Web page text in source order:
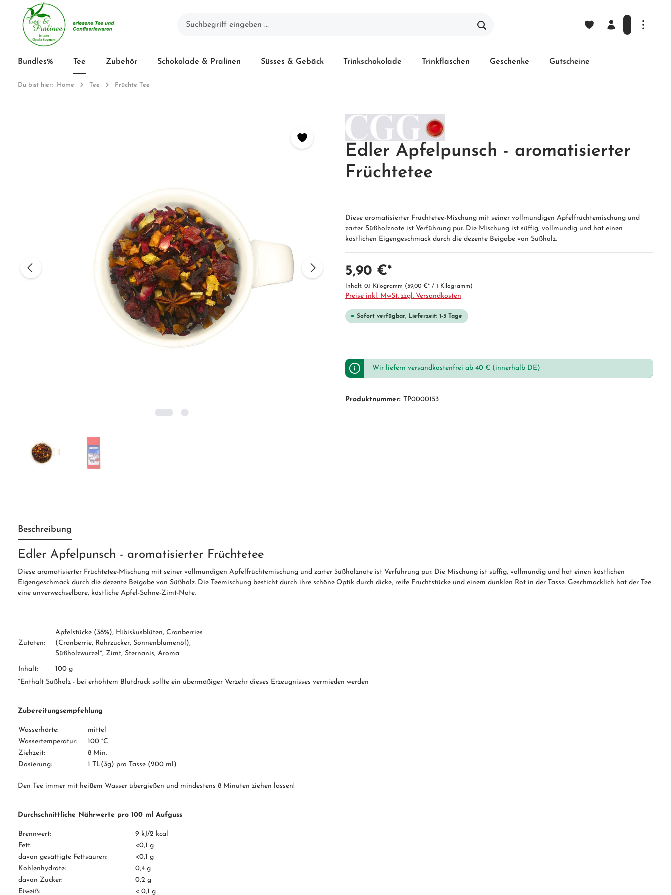
Bundles% Tee Zubehör Schokolade & Pralinen Süsses & Gebäck Trinkschokolade Trinkflaschen Geschenke Gutscheine
Du bist hier: Home Tee Früchte Tee
Edler Apfelpunsch - aromatisierter
Früchtetee
Diese aromatisierter Früchtetee-Mischung mit seiner vollmundigen Apfelfrüchtemischung und
zarter Süßholznote ist Verführung pur. Die Mischung ist süffig, vollmundig und hat einen
köstlichen Eigengeschmack durch die dezente Beigabe von Süßholz.
5,90 €*
Inhalt: 0.1 Kilogramm (59,00 €* / 1 Kilogramm)
Preise inkl. MwSt. zzgl. Versandkosten
Sofort verfügbar, Lieferzeit: 1-3 Tage
Wir liefern versandkostenfrei ab 40 € (innerhalb DE)
Produktnummer: TP0000153
Beschreibung
Edler Apfelpunsch - aromatisierter Früchtetee
Diese aromatisierter Früchtetee-Mischung mit seiner vollmundigen Apfelfrüchtemischung und zarter Süßholznote ist Verführung pur. Die Mischung ist süffig, vollmundig und hat einen köstlichen
Eigengeschmack durch die dezente Beigabe von Süßholz. Die Teemischung besticht durch ihre schöne Optik durch dicke, reife Fruchtstücke und einem dunklen Rot in der Tasse. Geschmacklich hat der Tee
eine unverwechselbare, köstliche Apfel-Sahne-Zimt-Note.
Zutaten:
Apfelstücke (38%), Hibiskusblüten, Cranberries
(Cranberrie, Rohrzucker, Sonnenblumenöl),
Süßholzwurzel*, Zimt, Sternanis, Aroma
Inhalt:
100 g
*Enthält Süßholz - bei erhöhtem Blutdruck sollte ein übermäßiger Verzehr dieses Erzeugnisses vermieden werden
Zubereitungsempfehlung
Wasserhärte:
mittel
Wassertemperatur:
100 °C
Ziehzeit:
8 Min.
Dosierung:
1 TL(3g) pro Tasse (200 ml)
Den Tee immer mit heißem Wasser übergießen und mindestens 8 Minuten ziehen lassen!
Durchschnittliche Nährwerte pro 100 ml Aufguss
Brennwert:
9 kJ/2 kcal
Fett:
<0,1 g
davon gesättigte Fettsäuren:
<0,1 g
Kohlenhydrate:
0,4 g
davon Zucker:
0,2 g
Eiweiß:
< 0,1 g